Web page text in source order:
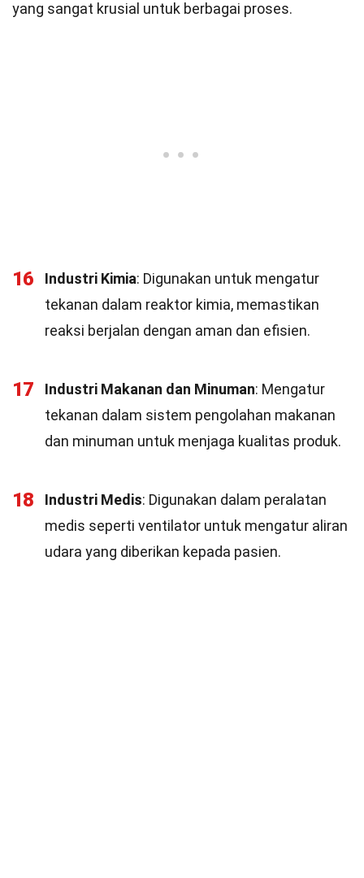
yang sangat krusial untuk berbagai proses.
16 Industri Kimia: Digunakan untuk mengatur
tekanan dalam reaktor kimia, memastikan
reaksi berjalan dengan aman dan efisien.
17 Industri Makanan dan Minuman: Mengatur
tekanan dalam sistem pengolahan makanan
dan minuman untuk menjaga kualitas produk.
18 Industri Medis: Digunakan dalam peralatan
medis seperti ventilator untuk mengatur aliran
udara yang diberikan kepada pasien.